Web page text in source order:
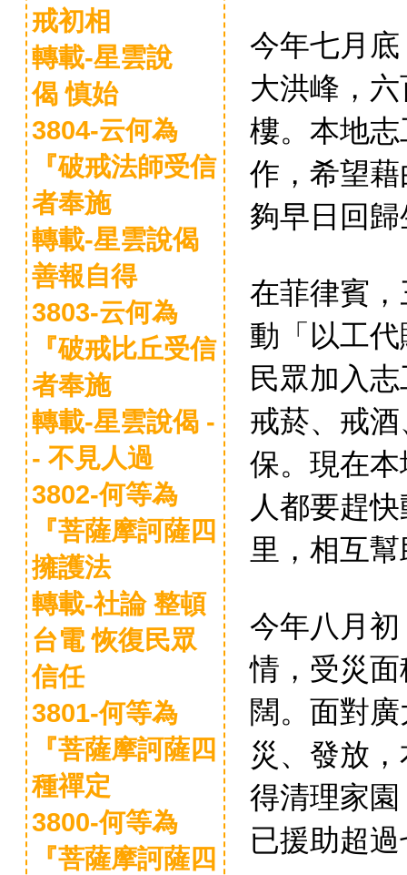
戒初相
轉載-星雲說
偈 慎始
3804-云何為
『破戒法師受信
者奉施
轉載-星雲說偈
善報自得
3803-云何為
『破戒比丘受信
者奉施
轉載-星雲說偈 -
- 不見人過
3802-何等為
『菩薩摩訶薩四
擁護法
轉載-社論 整頓
台電 恢復民眾
信任
3801-何等為
『菩薩摩訶薩四
種禪定
3800-何等為
『菩薩摩訶薩四
今年七月
大洪峰，
樓。本地
作，希望
夠早日回
在菲律賓
動「以工
民眾加入
戒菸、戒
保。現在
人都要趕
里，相互
今年八月
情，受災
闊。面對
災、發放
得清理家
已援助超